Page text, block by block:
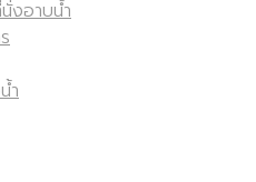
งอาบน้ำ
ำ